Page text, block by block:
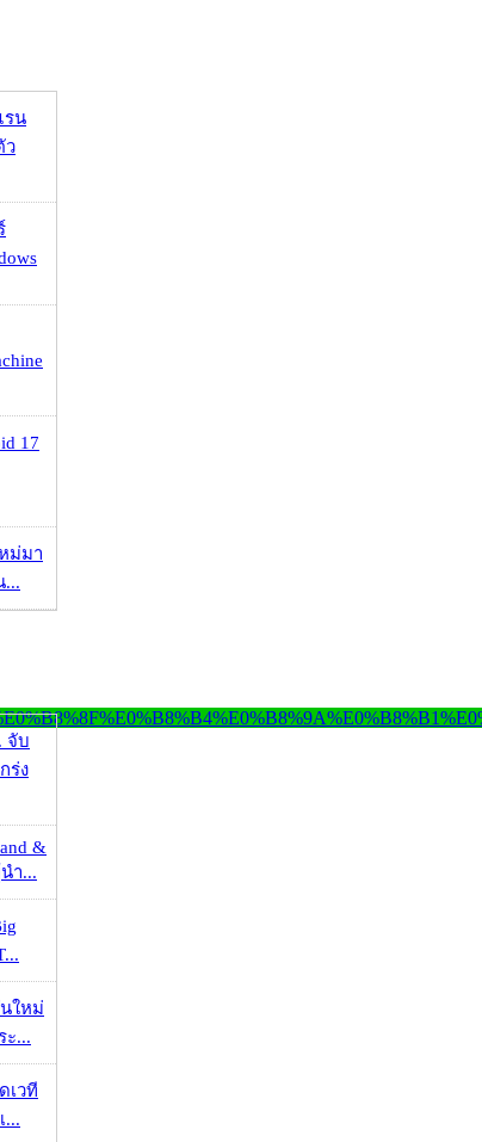
รน
ว
17
ม่มา
...
จับ
ร่ง
&
ำ...
ใหม่
ะ...
เวที
...